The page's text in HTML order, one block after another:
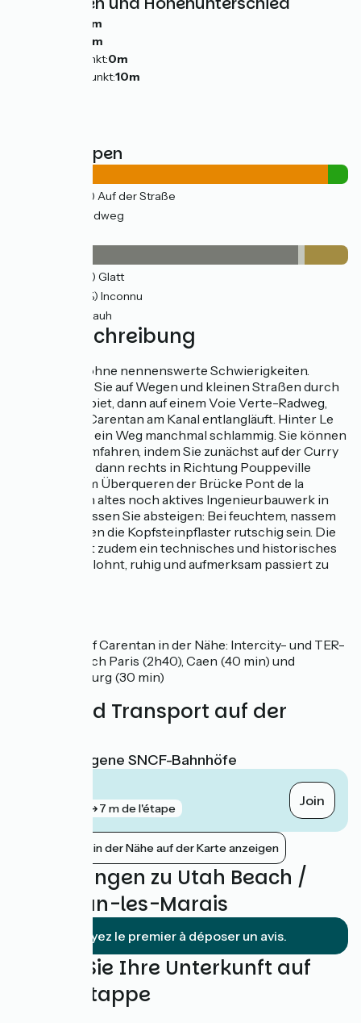
0m
0m
Tiefster Punkt:0m
Höchster Punkt:10m
Straßentypen
(94%) Auf der Straße
(6%) Radweg
(85%) Glatt
(2%) Inconnu
(13%) Rauh
Wegbeschreibung
Eine Etappe ohne nennenswerte Schwierigkeiten.
Zuerst radeln Sie auf Wegen und kleinen Straßen durch
das Sumpfgebiet, dann auf einem Voie Verte-Radweg,
der bis nach Carentan am Kanal entlangläuft. Hinter Le
Grand Vey ist ein Weg manchmal schlammig. Sie können
ihn einfach umfahren, indem Sie zunächst auf der Curry
Road bleiben, dann rechts in Richtung Pouppeville
abbiegen. Zum Überqueren der Brücke Pont de la
Barquette, ein altes noch aktives Ingenieurbauwerk in
Carentan, müssen Sie absteigen: Bei feuchtem, nassem
Wetter können die Kopfsteinpflaster rutschig sein. Die
Stauanlage ist zudem ein technisches und historisches
Bauwerk und lohnt, ruhig und aufmerksam passiert zu
Bahnhof Carentan in der Nähe: Intercity- und TER-
Züge nach Paris (2h40), Caen (40 min) und
Cherbourg (30 min)
Züge und Transport auf der
Nächstgelegene SNCF-Bahnhöfe
7 m de l'étape Join
Bahnhöfe in der Nähe auf der Karte anzeigen
Bewertungen zu Utah Beach /
Carentan-les-Marais
Soyez le premier à déposer un avis.
Finden Sie Ihre Unterkunft auf
dieser Etappe